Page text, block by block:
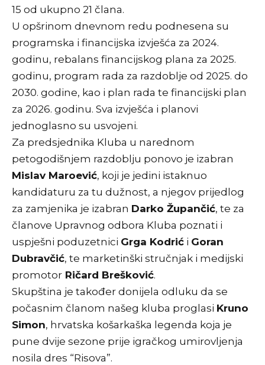
15 od ukupno 21 člana.
U opšrinom dnevnom redu podnesena su
programska i financijska izvješća za 2024.
godinu, rebalans financijskog plana za 2025.
godinu, program rada za razdoblje od 2025. do
2030. godine, kao i plan rada te financijski plan
za 2026. godinu. Sva izvješća i planovi
jednoglasno su usvojeni.
Za predsjednika Kluba u narednom
petogodišnjem razdoblju ponovo je izabran
Mislav Maroević, koji je jedini istaknuo
kandidaturu za tu dužnost, a njegov prijedlog
za zamjenika je izabran Darko Župančić, te za
članove Upravnog odbora Kluba poznati i
uspješni poduzetnici Grga Kodrić i Goran
Dubravčić, te marketinški stručnjak i medijski
promotor Ričard Brešković.
Skupština je također donijela odluku da se
počasnim članom našeg kluba proglasi Kruno
Simon, hrvatska košarkaška legenda koja je
pune dvije sezone prije igračkog umirovljenja
nosila dres “Risova”.